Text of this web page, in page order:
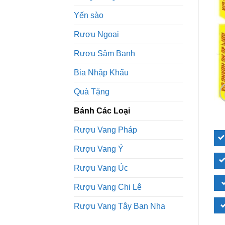
Yến sào
Rượu Ngoại
Rượu Sâm Banh
Bia Nhập Khẩu
Quà Tặng
Bánh Các Loại
Rượu Vang Pháp
Rượu Vang Ý
Rượu Vang Úc
Rượu Vang Chi Lê
Rượu Vang Tây Ban Nha